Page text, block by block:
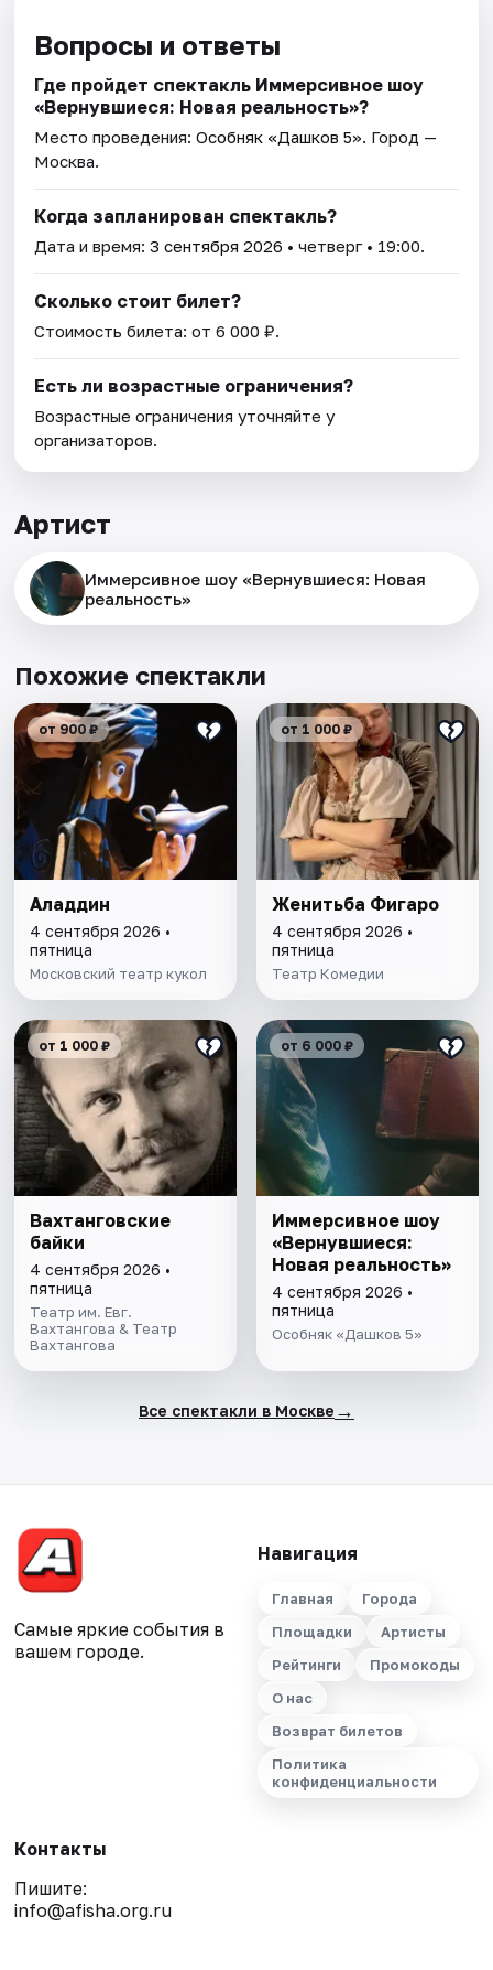
Вопросы и ответы
Где пройдет спектакль Иммерсивное шоу
«Вернувшиеся: Новая реальность»?
Место проведения:Особняк «Дашков 5». Город —
Москва.
Когда запланирован спектакль?
Дата и время:3 сентября 2026 • четверг • 19:00.
Сколько стоит билет?
Стоимость билета: от 6 000 ₽.
Есть ли возрастные ограничения?
Возрастные ограничения уточняйте у
организаторов.
Артист
Иммерсивное шоу «Вернувшиеся: Новая
реальность»
Похожие спектакли
от 900 ₽
Аладдин
4 сентября 2026 •
пятница
Московский театр кукол
от 1 000 ₽
Женитьба Фигаро
4 сентября 2026 •
пятница
Театр Комедии
от 1 000 ₽
Вахтанговские
байки
4 сентября 2026 •
пятница
Театр им. Евг.
Вахтангова & Театр
Вахтангова
от 6 000 ₽
Иммерсивное шоу
«Вернувшиеся:
Новая реальность»
4 сентября 2026 •
пятница
Особняк «Дашков 5»
Все спектакли в Москве →
Самые яркие события в
вашем городе.
Навигация
Главная
Города
Площадки
Артисты
Рейтинги
Промокоды
О нас
Возврат билетов
Политика
конфиденциальности
Контакты
Пишите:
info@afisha.org.ru